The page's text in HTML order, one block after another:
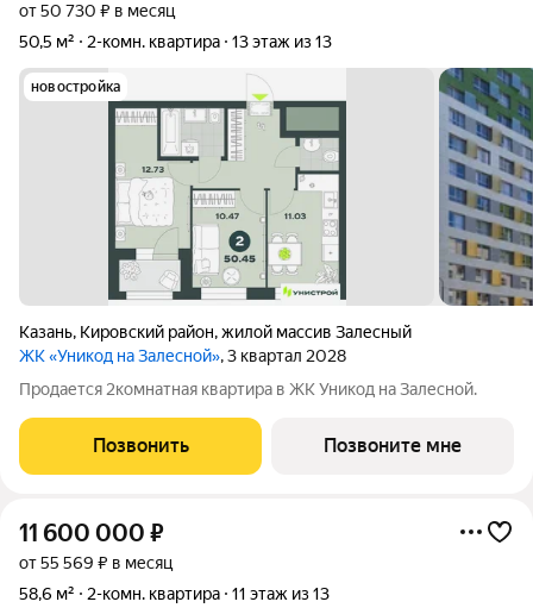
от 50 730 ₽ в месяц
50,5 м²
2-комн. квартира 13 этаж из 13
новостройка
Казань, Кировский район,жилой массив Залесный
ЖК «Уникод на Залесной», 3 квартал 2028
Продается 2комнатная квартира в ЖК Уникод на Залесной.
Позвонить Позвоните мне
11 600 000 ₽
от 55 569 ₽ в месяц
58,6 м²
2-комн. квартира 11 этаж из 13